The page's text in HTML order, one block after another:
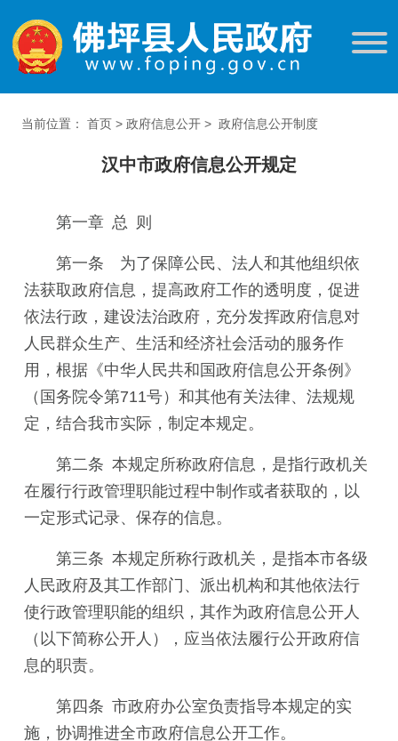
当前位置： 首页 > 政府信息公开 > 政府信息公开制度
汉中市政府信息公开规定
第一章 总 则
第一条 为了保障公民、法人和其他组织依
法获取政府信息，提高政府工作的透明度，促进
依法行政，建设法治政府，充分发挥政府信息对
人民群众生产、生活和经济社会活动的服务作
用，根据《中华人民共和国政府信息公开条例》
（国务院令第711号）和其他有关法律、法规规
定，结合我市实际，制定本规定。
第二条 本规定所称政府信息，是指行政机关
在履行行政管理职能过程中制作或者获取的，以
一定形式记录、保存的信息。
第三条 本规定所称行政机关，是指本市各级
人民政府及其工作部门、派出机构和其他依法行
使行政管理职能的组织，其作为政府信息公开人
（以下简称公开人），应当依法履行公开政府信
息的职责。
第四条 市政府办公室负责指导本规定的实
施，协调推进全市政府信息公开工作。